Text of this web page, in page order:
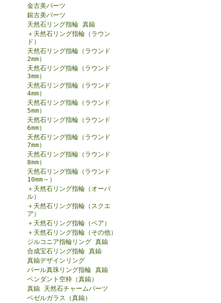
金古美パーツ
銀古美パーツ
天然石リング指輪 真鍮
＋天然石リング指輪（ラウン
ド）
天然石リング指輪（ラウンド
2mm）
天然石リング指輪（ラウンド
3mm）
天然石リング指輪（ラウンド
4mm）
天然石リング指輪（ラウンド
5mm）
天然石リング指輪（ラウンド
6mm）
天然石リング指輪（ラウンド
7mm）
天然石リング指輪（ラウンド
8mm）
天然石リング指輪（ラウンド
10mm～）
＋天然石リング指輪（オーバ
ル）
＋天然石リング指輪（スクエ
ア）
＋天然石リング指輪（ペア）
＋天然石リング指輪（その他）
ジルコニア指輪リング 真鍮
合成宝石リング指輪 真鍮
真鍮デザインリング
パール真珠リング指輪 真鍮
ペンダント空枠（真鍮）
真鍮 天然石チャームパーツ
ベゼルガラス（真鍮）